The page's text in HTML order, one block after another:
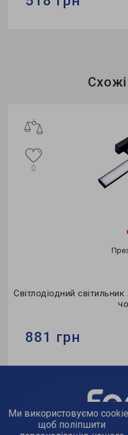
пластик
Світлодіодний
0
881 грн
Потужність в робочому
Ми використовуємо
щоб поліпшити